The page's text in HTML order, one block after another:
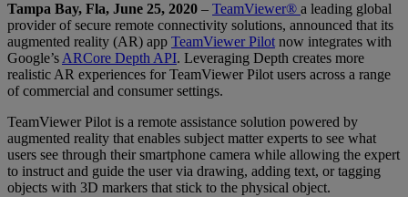
Tampa Bay, Fla, June 25, 2020 – TeamViewer® a leading global
provider of secure remote connectivity solutions, announced that its
augmented reality (AR) app TeamViewer Pilot now integrates with
Google’s ARCore Depth API. Leveraging Depth creates more
realistic AR experiences for TeamViewer Pilot users across a range
of commercial and consumer settings.
TeamViewer Pilot is a remote assistance solution powered by
augmented reality that enables subject matter experts to see what
users see through their smartphone camera while allowing the expert
to instruct and guide the user via drawing, adding text, or tagging
objects with 3D markers that stick to the physical object.